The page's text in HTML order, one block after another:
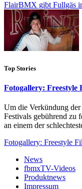
FlairBMX gibt Fullgäs
Top Stories
Fotogallery: Freestyle
Um die Verkündung der
Festivals gebührend zu
an einem der
Fotogallery: Freestyle
News
fbmxTV-Videos
Produktnews
Impressum